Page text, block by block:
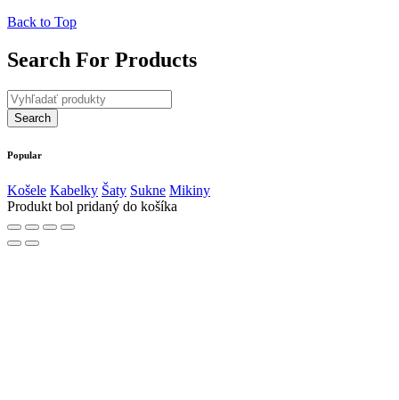
Back to Top
Search For Products
Popular
Košele Kabelky Šaty Sukne Mikiny
Produkt bol pridaný do košíka